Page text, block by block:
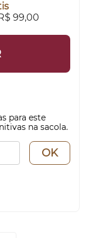
99,00
para este
na sacola.
OK